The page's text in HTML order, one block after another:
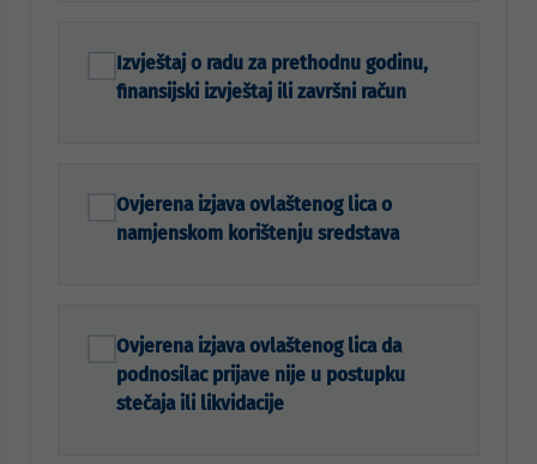
Izvještaj o radu za prethodnu godinu,
finansijski izvještaj ili završni račun
Ovjerena izjava ovlaštenog lica o
namjenskom korištenju sredstava
Ovjerena izjava ovlaštenog lica da
podnosilac prijave nije u postupku
stečaja ili likvidacije